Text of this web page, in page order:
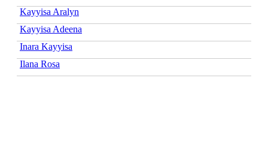
Kayyisa Aralyn
Kayyisa Adeena
Inara Kayyisa
Ilana Rosa